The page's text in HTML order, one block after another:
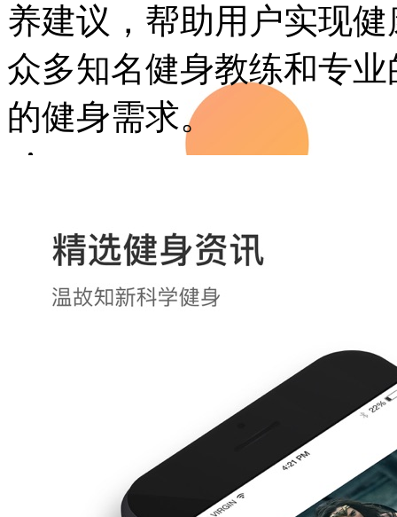
养建议，帮助用户实现
众多知名健身教练和专
的健身需求。